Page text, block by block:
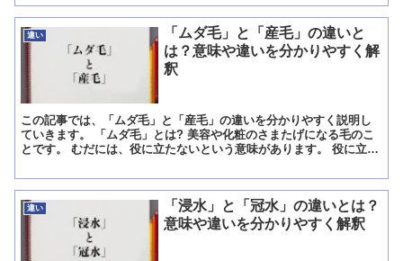
違い
「ムダ毛」と「産毛」の違いと
は？意味や違いを分かりやすく解
釈
この記事では、「ムダ毛」と「産毛」の違いを分かりやすく説明し
ていきます。 「ムダ毛」とは? 美容や化粧のさまたげになる毛のこ
とです。 むだには、役に立たないという意味があります。 役に立た
違い
「浸水」と「冠水」の違いとは？
意味や違いを分かりやすく解釈